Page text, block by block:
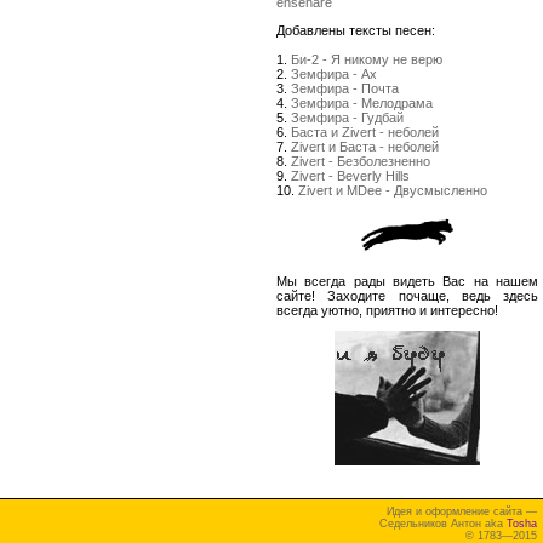
Добавлены тексты песен:
1. Би-2 - Я никому не верю
2. Земфира - Ах
3. Земфира - Почта
4. Земфира - Мелодрама
5. Земфира - Гудбай
6. Баста и Zivert - неболей
7. Zivert и Баста - неболей
8. Zivert - Безболезненно
9. Zivert - Beverly Hills
10. Zivert и MDee - Двусмысленно
Мы всегда рады видеть Вас на нашем
сайте! Заходите почаще, ведь здесь
всегда уютно, приятно и интересно!
Идея и оформление сайта —
Седельников Антон aka Tosha
© 1783—2015